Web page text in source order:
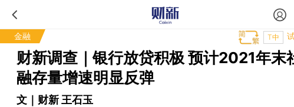
金融 T中
财新调查｜银行放贷积极 预计2021年末
融存量增速明显反弹
文｜财新 王石玉